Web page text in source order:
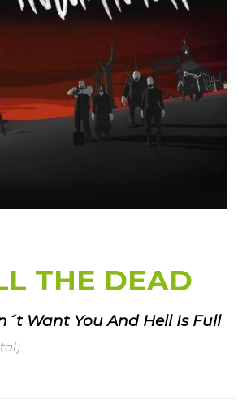
THE DEAD
Want You And Hell Is Full